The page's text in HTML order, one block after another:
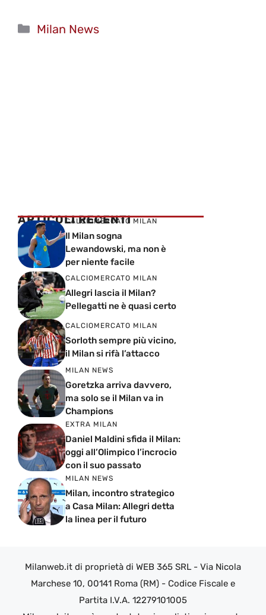
Categorie
Milan News
ARTICOLI RECENTI
CALCIOMERCATO MILAN
Il Milan sogna
Lewandowski, ma non è
per niente facile
CALCIOMERCATO MILAN
Allegri lascia il Milan?
Pellegatti ne è quasi certo
CALCIOMERCATO MILAN
Sorloth sempre più vicino,
il Milan si rifà l’attacco
MILAN NEWS
Goretzka arriva davvero,
ma solo se il Milan va in
Champions
EXTRA MILAN
Daniel Maldini sfida il Milan:
oggi all’Olimpico l’incrocio
con il suo passato
MILAN NEWS
Milan, incontro strategico
a Casa Milan: Allegri detta
la linea per il futuro
Milanweb.it di proprietà di WEB 365 SRL - Via Nicola
Marchese 10, 00141 Roma (RM) - Codice Fiscale e
Partita I.V.A. 12279101005